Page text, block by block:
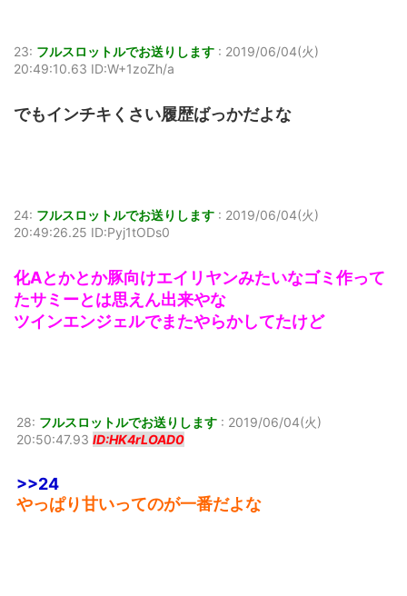
23: フルスロットルでお送りします : 2019/06/04(火)
20:49:10.63 ID:W+1zoZh/a
でもインチキくさい履歴ばっかだよな
24: フルスロットルでお送りします : 2019/06/04(火)
20:49:26.25 ID:Pyj1tODs0
化Aとかとか豚向けエイリヤンみたいなゴミ作って
たサミーとは思えん出来やな
ツインエンジェルでまたやらかしてたけど
28: フルスロットルでお送りします : 2019/06/04(火)
20:50:47.93 ID:HK4rLOAD0
>>24
やっぱり甘いってのが一番だよな